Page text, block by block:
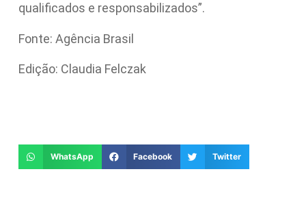
qualificados e responsabilizados”.
Fonte: Agência Brasil
Edição: Claudia Felczak
WhatsApp Facebook Twitter